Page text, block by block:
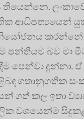
ආධිපත්‍යයෙන්
කරන්නේ
පන්තියම බව මා
පෙන්වා දුන්නා. ඒ
ගතානුගතික
ගත් කල ඉතා
වශයෙන්ම